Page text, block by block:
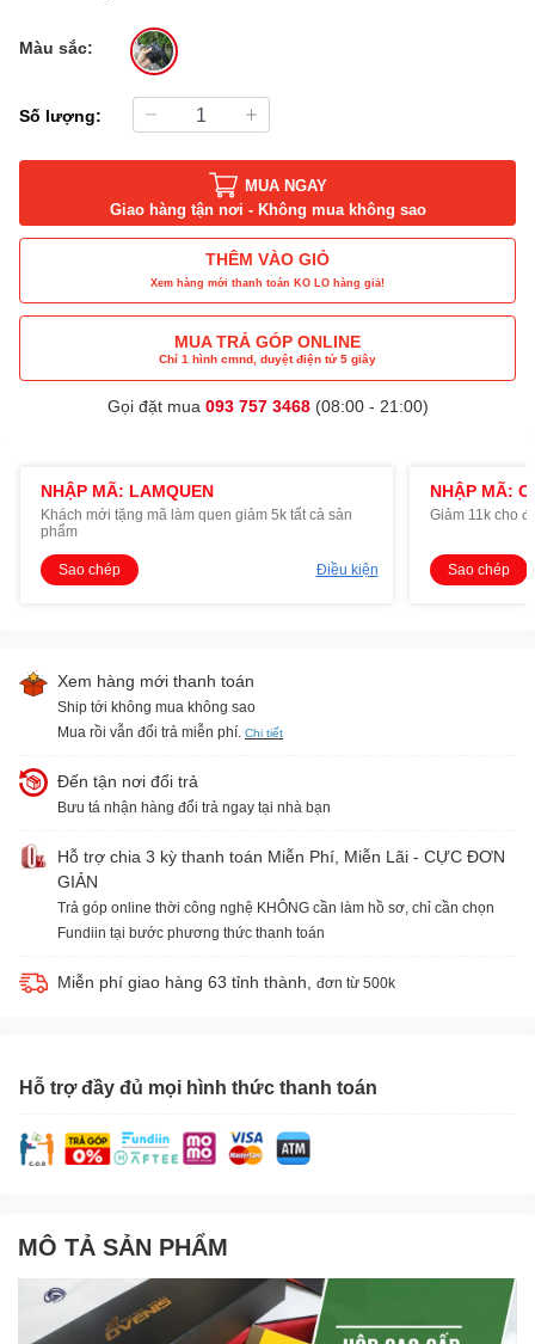
Màu sắc:
Số lượng:
MUA NGAY
Giao hàng tận nơi - Không mua không sao
THÊM VÀO GIỎ
Xem hàng mới thanh toán KO LO hàng giả!
MUA TRẢ GÓP ONLINE
Chỉ 1 hình cmnd, duyệt điện tử 5 giây
Gọi đặt mua 093 757 3468(08:00 - 21:00)
NHẬP MÃ: LAMQUEN
Khách mới tặng mã làm quen giảm 5k tất cả sản
phẩm
Sao chép Điều kiện
NHẬP MÃ:
Giảm 11k cho
Sao chép
Xem hàng mới thanh toán
Ship tới không mua không sao
Mua rồi vẫn đổi trả miễn phí. Chi tiết
Đến tận nơi đổi trả
Bưu tá nhận hàng đổi trả ngay tại nhà bạn
Hỗ trợ chia 3 kỳ thanh toán Miễn Phí, Miễn Lãi - CỰC ĐƠN
GIẢN
Trả góp online thời công nghệ KHÔNG cần làm hồ sơ, chỉ cần chọn
Fundiin tại bước phương thức thanh toán
Miễn phí giao hàng 63 tỉnh thành, đơn từ 500k
Hỗ trợ đầy đủ mọi hình thức thanh toán
MÔ TẢ SẢN PHẨM